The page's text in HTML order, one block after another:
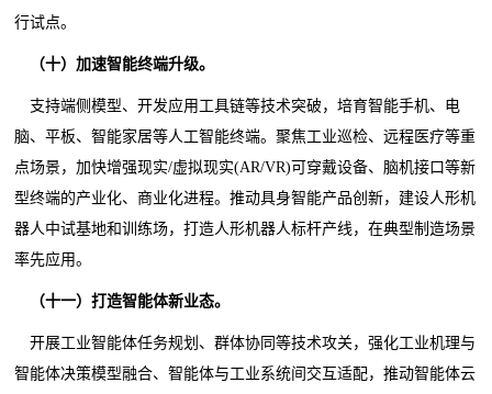
行试点。
（十）加速智能终端升级。
支持端侧模型、开发应用工具链等技术突破，培育智能手机、电
脑、平板、智能家居等人工智能终端。聚焦工业巡检、远程医疗等重
点场景，加快增强现实/虚拟现实(AR/VR)可穿戴设备、脑机接口等新
型终端的产业化、商业化进程。推动具身智能产品创新，建设人形机
器人中试基地和训练场，打造人形机器人标杆产线，在典型制造场景
率先应用。
（十一）打造智能体新业态。
开展工业智能体任务规划、群体协同等技术攻关，强化工业机理与
智能体决策模型融合、智能体与工业系统间交互适配，推动智能体云